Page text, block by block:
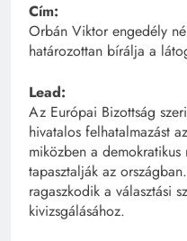
Cím:
Orbán Viktor engedély
határozottan bírálja a
Lead:
Az Európai Bizottság
hivatalos felhatalmazást
miközben a demokratikus
tapasztalják az
ragaszkodik a választási
kivizsgálásához.